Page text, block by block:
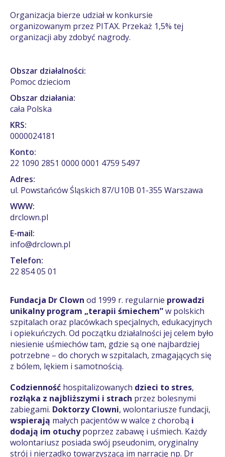
Organizacja bierze udział w konkursie
organizowanym przez PITAX. Przekaż 1,5% tej
organizacji aby zdobyć nagrody.
Obszar działalności:
Pomoc dzieciom
Obszar działania:
cała Polska
KRS:
0000024181
Konto:
22 1090 2851 0000 0001 4759 5497
Adres:
ul. Powstańców Śląskich 87/U10B 01-355 Warszawa
WWW:
drclown.pl
E-mail:
info@drclown.pl
Telefon:
22 854 05 01
Fundacja Dr Clown od 1999 r. regularnie prowadzi
unikalny program „terapii śmiechem”w polskich
szpitalach oraz placówkach specjalnych, edukacyjnych
i opiekuńczych. Od początku działalności jej celem było
niesienie uśmiechów tam, gdzie są one najbardziej
potrzebne – do chorych w szpitalach, zmagających się
z bólem, lękiem i samotnością.
Codzienność hospitalizowanych dzieci to stres,
rozłąka z najbliższymi i strach przez bolesnymi
zabiegami. Doktorzy Clowni, wolontariusze fundacji,
wspierają małych pacjentów w walce z chorobą i
dodają im otuchypoprzez zabawę i uśmiech. Każdy
wolontariusz posiada swój pseudonim, oryginalny
strój i nierzadko towarzyszącą im narrację np. Dr